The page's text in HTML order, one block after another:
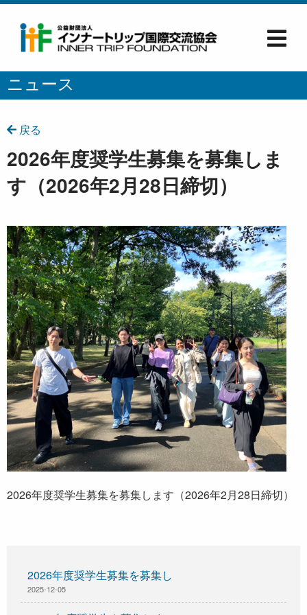
ニュース
戻る
2026年度奨学生募集を募集しま
す（2026年2月28日締切）
2026年度奨学生募集を募集します（2026年2月28日締切）
2026年度奨学生募集を募集し
2025-12-05